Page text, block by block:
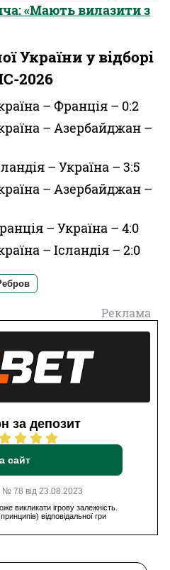
«Мають вилазити з
України у відборі
2026
– Франція – 0:2
– Азербайджан –
– Україна – 3:5
– Азербайджан –
– Україна – 4:0
– Ісландія – 2:0
Реклама
за депозит
сайт
№ 78 від 23.08.2023
викликати ігрову залежність.
відповідальної гри